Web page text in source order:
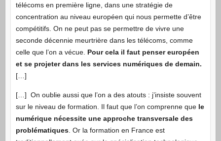
télécoms en première ligne, dans une stratégie de
concentration au niveau européen qui nous permette d’être
compétitifs. On ne peut pas se permettre de vivre une
seconde décennie meurtrière dans les télécoms, comme
celle que l’on a vécue. Pour cela il faut penser européen
et se projeter dans les services numériques de demain.
[…]
[…] On oublie aussi que l’on a des atouts : j’insiste souvent
sur le niveau de formation. Il faut que l’on comprenne que le
numérique nécessite une approche transversale des
problématiques. Or la formation en France est